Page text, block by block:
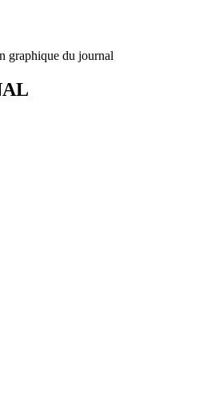
graphique du journal